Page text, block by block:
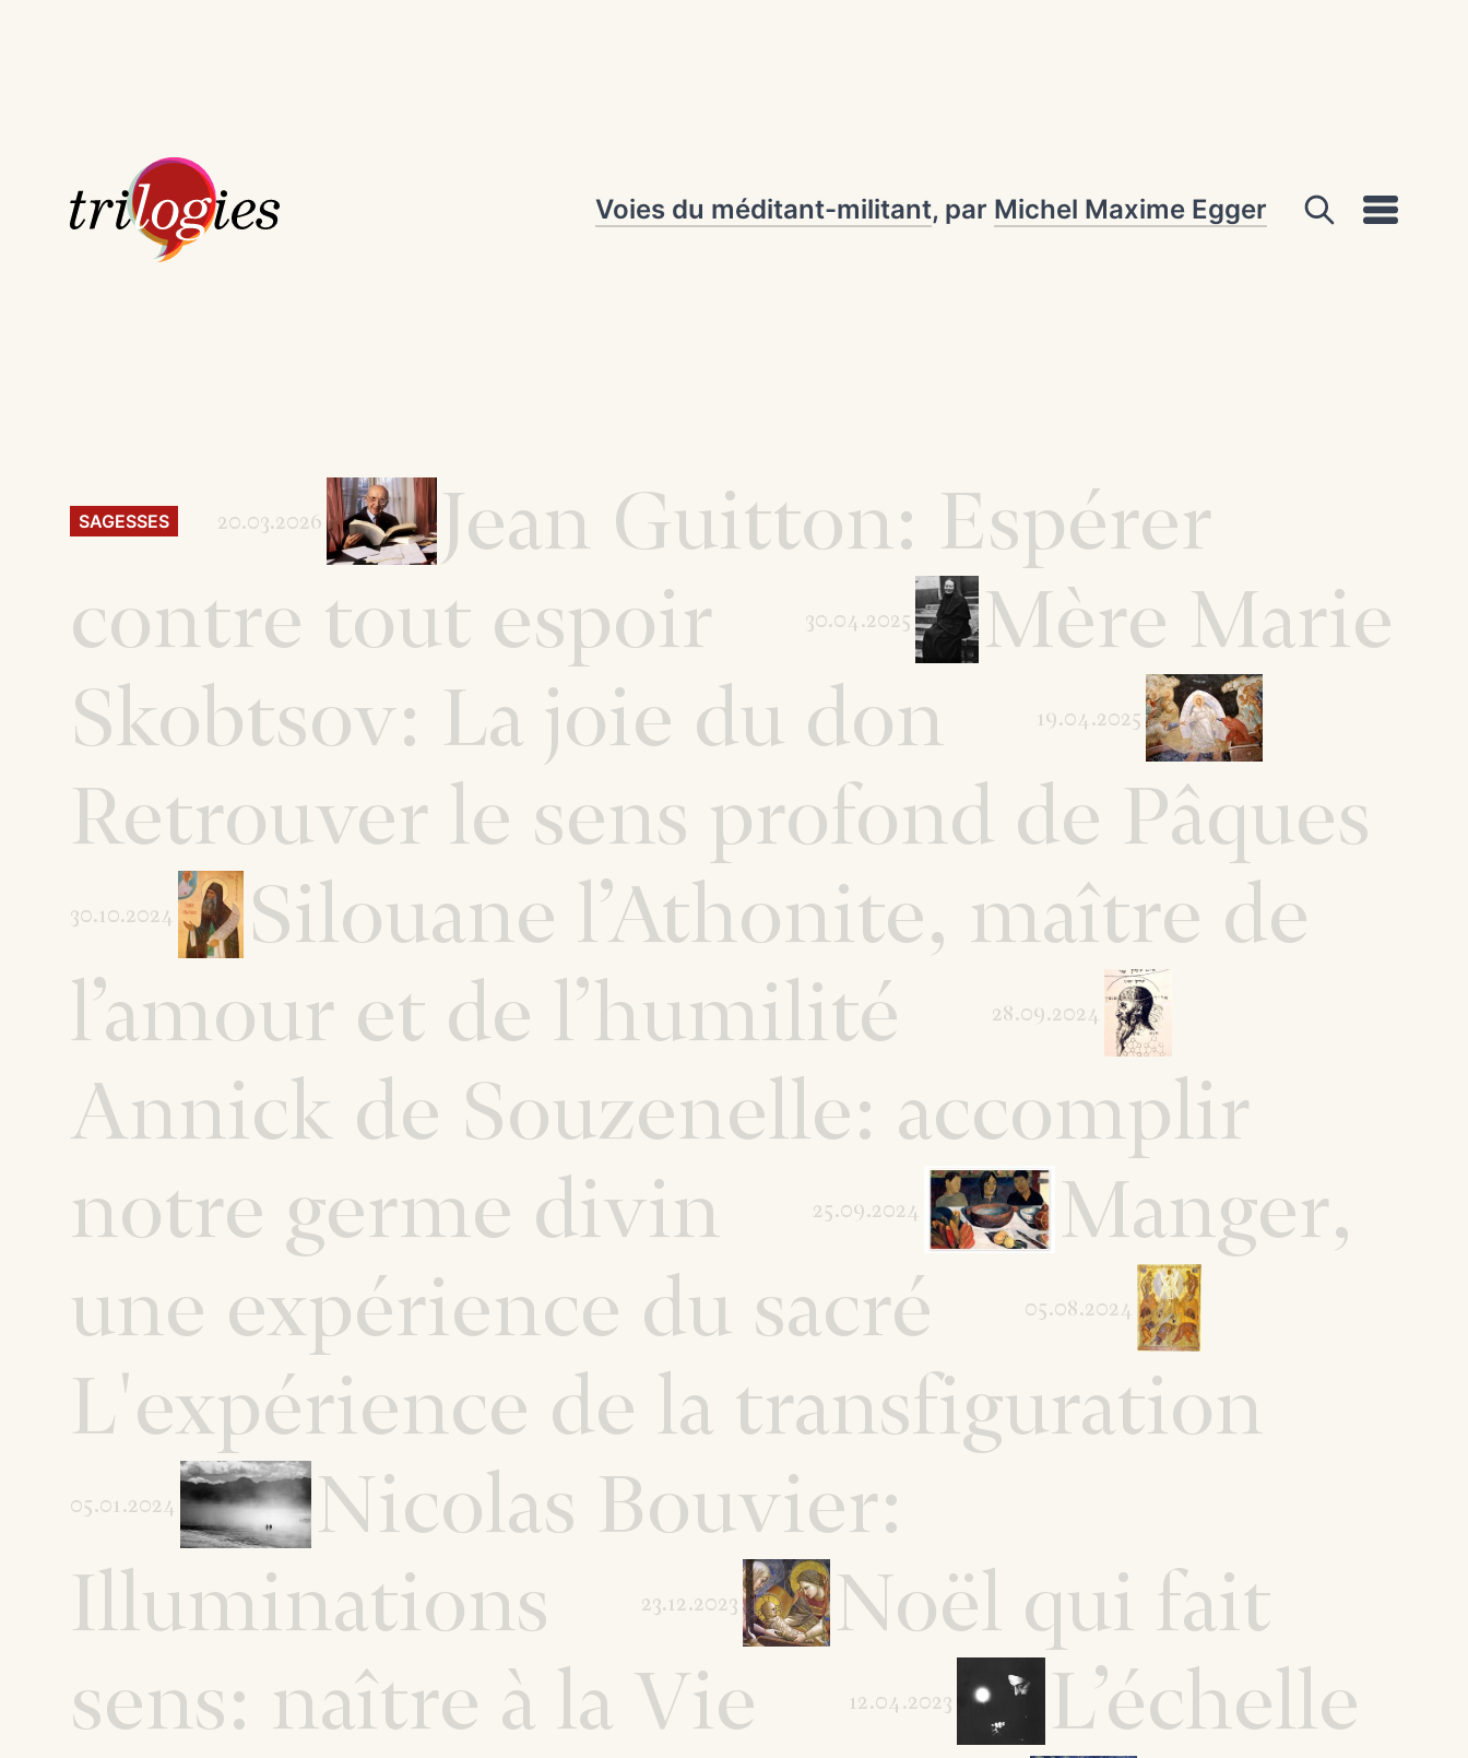
Voies du méditant-militant, par Michel Maxime Egger
SAGESSES 20.03.2026
Jean Guitton: Espérer
contre tout espoir
30.04.2025
Mère Marie
Skobtsov: La joie du don
19.04.2025
Retrouver le sens profond de Pâques
30.10.2024 Silouane l’Athonite, maître de
l’amour et de l’humilité
28.09.2024
Annick de Souzenelle: accomplir
notre germe divin
25.09.2024
Manger,
une expérience du sacré
05.08.2024
L'expérience de la transfiguration
05.01.2024
Nicolas Bouvier:
Illuminations
23.12.2023
Noël qui fait
sens: naître à la Vie
12.04.2023
L’échelle